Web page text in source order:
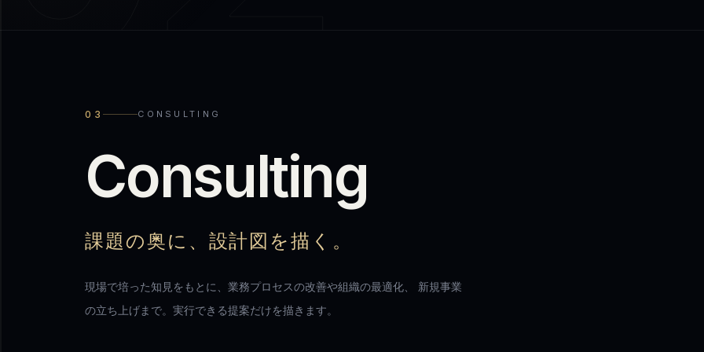
03 CONSULTING
Consulting
課題の奥に、設計図を描く。
現場で培った知見をもとに、業務プロセスの改善や組織の最適化、 新規事業
の立ち上げまで。実行できる提案だけを描きます。